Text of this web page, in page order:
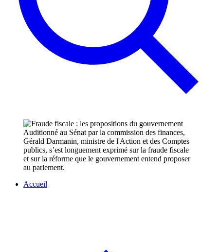
Auditionné au Sénat par la commission des finances,
Gérald Darmanin, ministre de l'Action et des Comptes
publics, s’est longuement exprimé sur la fraude fiscale
et sur la réforme que le gouvernement entend proposer
au parlement.
Accueil